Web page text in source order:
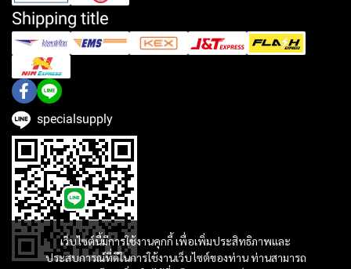
เว็บไซต์นี้มีการใช้งานคุกกี้ เพื่อเพิ่มประสิทธิภาพและ
ประสบการณ์ที่ดีในการใช้งานเว็บไซต์ของท่าน ท่านสามารถ
Shipping title
specialsupply